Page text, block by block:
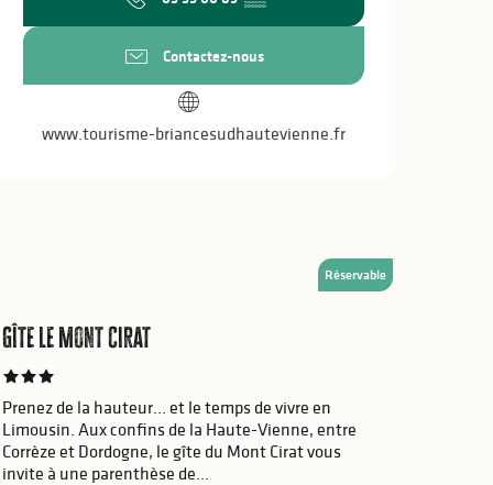
Contactez-nous
www.tourisme-briancesudhautevienne.fr
Gîte Le Mont Cirat
Prenez de la hauteur… et le temps de vivre en
Limousin. Aux confins de la Haute-Vienne, entre
Corrèze et Dordogne, le gîte du Mont Cirat vous
invite à une parenthèse de...
Réservable